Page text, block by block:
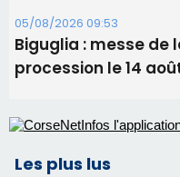
05/08/2026 09:53
Biguglia : messe de
procession le 14
Les plus lus